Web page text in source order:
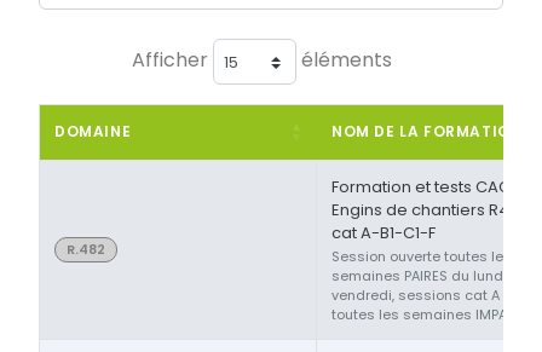
Afficher éléments
DOMAINE NOM DE LA FORMATION
R.482
Formation et tests CACES®
Engins de chantiers R482
cat A-B1-C1-F
Session ouverte toutes les
semaines PAIRES du lundi au
vendredi, sessions cat A ou F
toutes les semaines IMPAIRES